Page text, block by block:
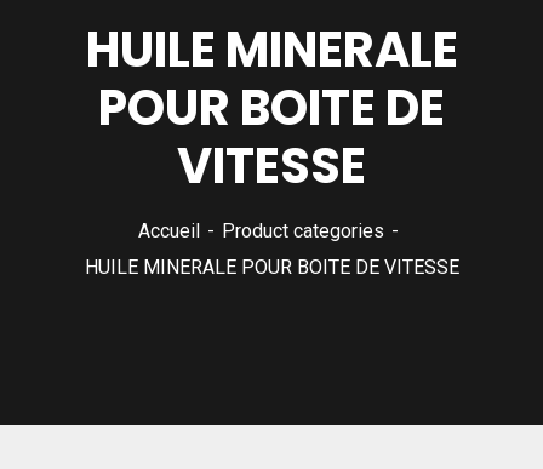
HUILE MINERALE
POUR BOITE DE
VITESSE
Accueil
Product categories
HUILE MINERALE POUR BOITE DE VITESSE